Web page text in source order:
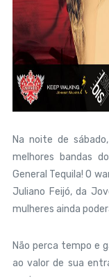
Na noite de
melhores bandas
General Tequila! O
Juliano Feijó, da
mulheres ainda
Não perca tempo e
ao valor de sua